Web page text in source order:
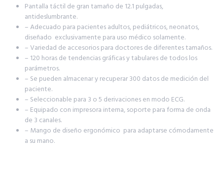
Pantalla táctil de gran tamaño de 12.1 pulgadas,
antideslumbrante.
– Adecuado para pacientes adultos, pediátricos, neonatos,
diseñado exclusivamente para uso médico solamente.
– Variedad de accesorios para doctores de diferentes tamaños.
– 120 horas de tendencias gráficas y tabulares de todos los
parámetros.
– Se pueden almacenar y recuperar 300 datos de medición del
paciente.
– Seleccionable para 3 o 5 derivaciones en modo ECG.
– Equipado con impresora interna, soporte para forma de onda
de 3 canales.
– Mango de diseño ergonómico para adaptarse cómodamente
a su mano.